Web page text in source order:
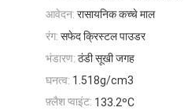
आवेदन: रासायनिक कच्चे माल
रंग: सफेद क्रिस्टल पाउडर
भंडारण: ठंडी सूखी जगह
घनत्व: 1.518g/cm3
फ़्लैश प्वाइंट: 133.2ºC